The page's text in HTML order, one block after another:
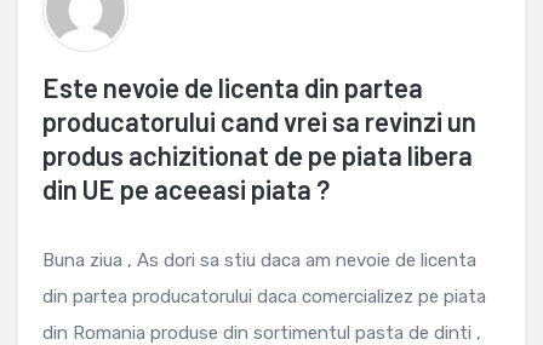
Este nevoie de licenta din partea
producatorului cand vrei sa revinzi un
produs achizitionat de pe piata libera
din UE pe aceeasi piata ?
Buna ziua , As dori sa stiu daca am nevoie de licenta
din partea producatorului daca comercializez pe piata
din Romania produse din sortimentul pasta de dinti ,